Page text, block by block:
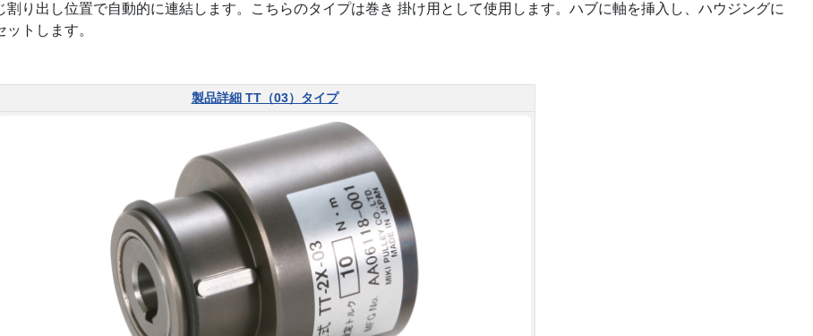
割り出し位置で自動的に連結します。こちらのタイプは巻き 掛け用として使用します。ハブに軸を挿入し、ハウジングに
トします。
製品詳細 TT（03）タイプ